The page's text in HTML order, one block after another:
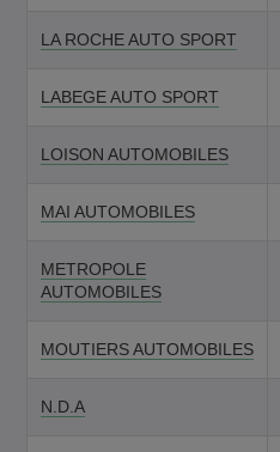
LA ROCHE AUTO SPORT
LABEGE AUTO SPORT
LOISON AUTOMOBILES
MAI AUTOMOBILES
METROPOLE
AUTOMOBILES
MOUTIERS AUTOMOBILES
N.D.A